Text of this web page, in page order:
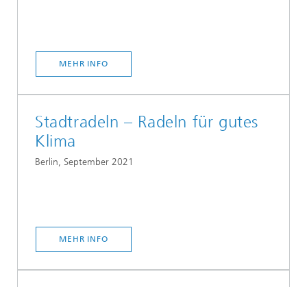
MEHR INFO
Stadtradeln – Radeln für gutes
Klima
Berlin, September 2021
MEHR INFO